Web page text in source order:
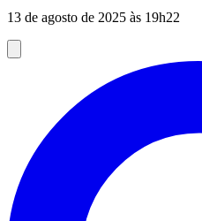
13 de agosto de 2025 às 19h22